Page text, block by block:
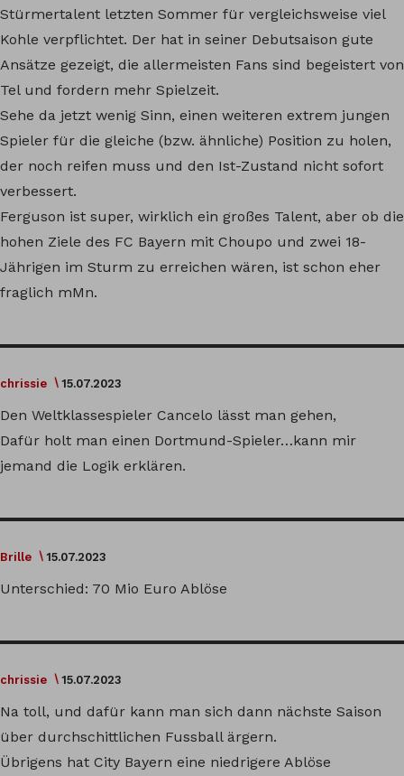
Stürmertalent letzten Sommer für vergleichsweise viel
Kohle verpflichtet. Der hat in seiner Debutsaison gute
Ansätze gezeigt, die allermeisten Fans sind begeistert von
Tel und fordern mehr Spielzeit.
Sehe da jetzt wenig Sinn, einen weiteren extrem jungen
Spieler für die gleiche (bzw. ähnliche) Position zu holen,
der noch reifen muss und den Ist-Zustand nicht sofort
verbessert.
Ferguson ist super, wirklich ein großes Talent, aber ob die
hohen Ziele des FC Bayern mit Choupo und zwei 18-
Jährigen im Sturm zu erreichen wären, ist schon eher
fraglich mMn.
chrissie 15.07.2023
Den Weltklassespieler Cancelo lässt man gehen,
Dafür holt man einen Dortmund-Spieler…kann mir
jemand die Logik erklären.
Brille 15.07.2023
Unterschied: 70 Mio Euro Ablöse
chrissie 15.07.2023
Na toll, und dafür kann man sich dann nächste Saison
über durchschittlichen Fussball ärgern.
Übrigens hat City Bayern eine niedrigere Ablöse